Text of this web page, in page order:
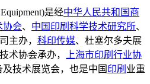
是经中华人民共和国商
协会、 中国印刷科学技术研究所、
主办， 科印传媒、杜塞尔多夫展
术协会承办，
上海市印刷行业协
技术展览会，也是中国 印刷 业重